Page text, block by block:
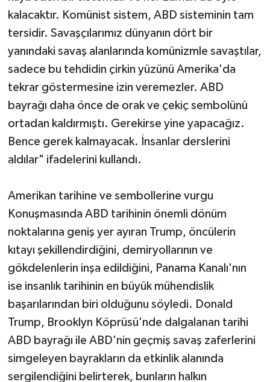
kalacaktır. Komünist sistem, ABD sisteminin tam
tersidir. Savaşçılarımız dünyanın dört bir
yanındaki savaş alanlarında komünizmle savaştılar,
sadece bu tehdidin çirkin yüzünü Amerika'da
tekrar göstermesine izin veremezler. ABD
bayrağı daha önce de orak ve çekiç sembolünü
ortadan kaldırmıştı. Gerekirse yine yapacağız.
Bence gerek kalmayacak. İnsanlar derslerini
aldılar" ifadelerini kullandı.
Amerikan tarihine ve sembollerine vurgu
Konuşmasında ABD tarihinin önemli dönüm
noktalarına geniş yer ayıran Trump, öncülerin
kıtayı şekillendirdiğini, demiryollarının ve
gökdelenlerin inşa edildiğini, Panama Kanalı'nın
ise insanlık tarihinin en büyük mühendislik
başarılarından biri olduğunu söyledi. Donald
Trump, Brooklyn Köprüsü'nde dalgalanan tarihi
ABD bayrağı ile ABD'nin geçmiş savaş zaferlerini
simgeleyen bayrakların da etkinlik alanında
sergilendiğini belirterek, bunların halkın